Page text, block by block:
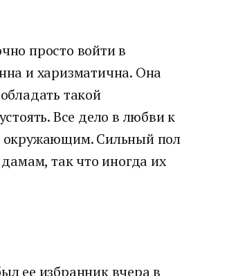
просто войти в
и харизматична. Она
такой
Все дело в любви к
окружающим. Сильный пол
так что иногда их
ее избранник вчера в